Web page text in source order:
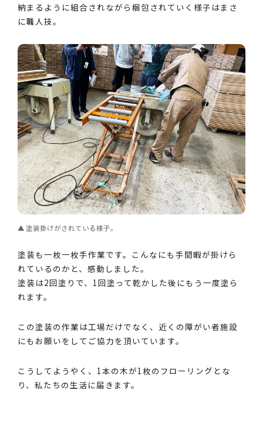
納まるように組合されながら梱包されていく様子はまさ
に職人技。
塗装掛けがされている様子。
塗装も一枚一枚手作業です。こんなにも手間暇が掛けら
れているのかと、感動しました。
塗装は2回塗りで、1回塗って乾かした後にもう一度塗ら
れます。
この塗装の作業は工場だけでなく、近くの障がい者施設
にもお願いをしてご協力を頂いています。
こうしてようやく、1本の木が1枚のフローリングとな
り、私たちの生活に届きます。